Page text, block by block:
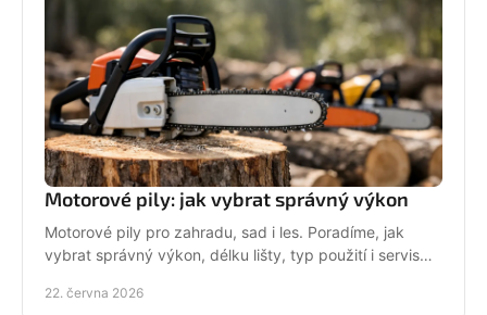
Motorové pily: jak vybrat správný výkon
Motorové pily pro zahradu, sad i les. Poradíme, jak
vybrat správný výkon, délku lišty, typ použití i servis
22. června 2026